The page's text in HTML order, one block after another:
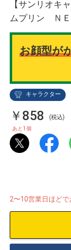
キャラクター
【サンリオキ
ムプリン Ｎ
お顔型が
￥858 (税込)
あと 1 個
2〜10営業日ほどで